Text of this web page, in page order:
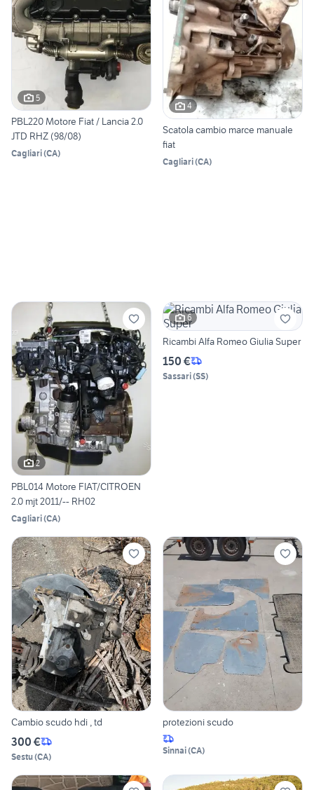
5
PBL220 Motore Fiat / Lancia 2.0
JTD RHZ (98/08)
Cagliari(CA)
4
Scatola cambio marce manuale
fiat
Cagliari(CA)
2
PBL014 Motore FIAT/CITROEN
2.0 mjt 2011/-- RH02
Cagliari(CA)
6
Ricambi Alfa Romeo Giulia Super
150 €
Sassari(SS)
Cambio scudo hdi , td
300 €
Sestu(CA)
protezioni scudo
Sinnai(CA)